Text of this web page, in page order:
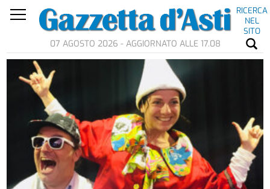
RICERCA
NEL
SITO
07 AGOSTO 2026 - AGGIORNATO ALLE 17.08